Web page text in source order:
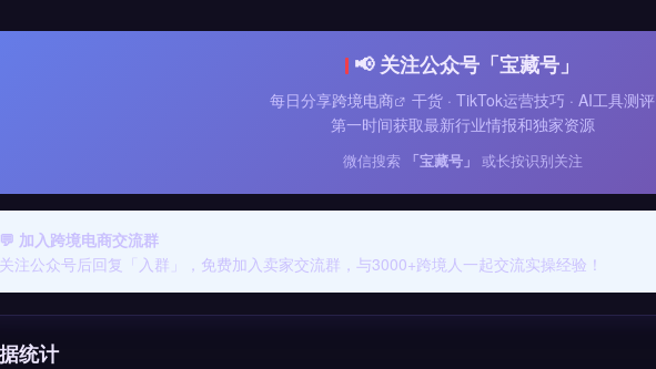
📢 关注公众号「宝藏号」
每日分享跨境电商
干货 · TikTok运营技巧 · AI工具测评
第一时间获取最新行业情报和独家资源
微信搜索 「宝藏号」 或长按识别关注
💬 加入跨境电商交流群
关注公众号后回复「入群」，免费加入卖家交流群，与3000+跨境人一起交流实操经验！
统计